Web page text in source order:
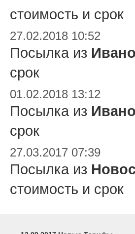
стоимость и срок
27.02.2018 10:52
Посылка из
срок
01.02.2018 13:12
Посылка из
срок
27.03.2017 07:39
Посылка из
стоимость и срок